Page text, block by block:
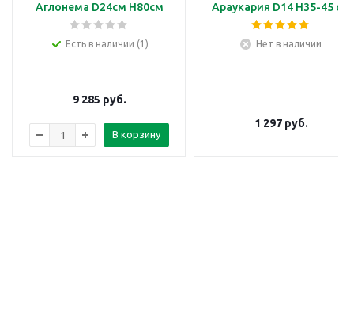
Аглонема D24см H80см
Есть в наличии (1)
9 285 руб.
В корзину
Араукария D14 H35-45 см
Нет в наличии
1 297руб.